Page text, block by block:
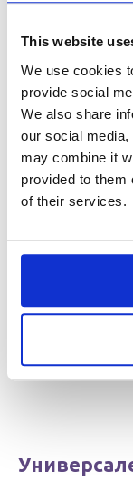
This website
We use cookies
provide social
We also share
our social
may combine it
provided to them
of their services.
Работник
и чистач